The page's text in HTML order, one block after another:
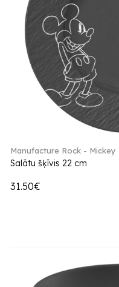
Manufacture Rock - Mickey
Salātu šķīvis 22 cm
31.50€